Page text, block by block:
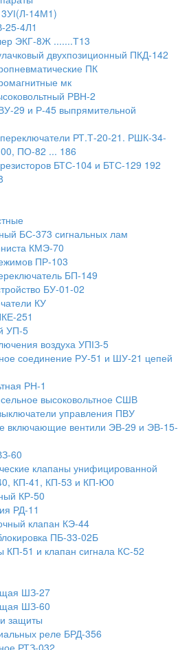
14М1)
25-4Л1
ЭКГ-8Ж .......Т13
двухпозиционный ПКД-142
ПК
мк
РВН-2
29 и Р-45 выпрямительной
РТ.Т-20-21. РШК-34-
ПО-82 ... 186
БТС-104 и БТС-129 192
БС-373 сигнальных лам
КМЭ-70
ПР-103
БП-149
БУ-01-02
КУ
251
УП-5
воздуха УПІЗ-5
соединение РУ-51 и ШУ-21 цепей
РН-1
высоковольтное СШВ
управления ПВУ
включающие вентили ЭВ-29 и ЭВ-15-
60
клапаны унифицированной
КП-41, КП-53 и КП-Ю0
КР-50
РД-11
клапан КЭ-44
ПБ-33-02Б
КП-51 и клапан сигнала КС-52
ШЗ-27
ШЗ-60
защиты
реле БРД-356